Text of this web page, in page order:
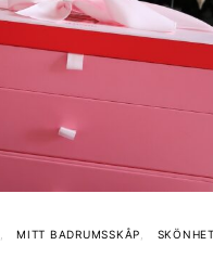
MITT BADRUMSSKÅP SKÖNHET